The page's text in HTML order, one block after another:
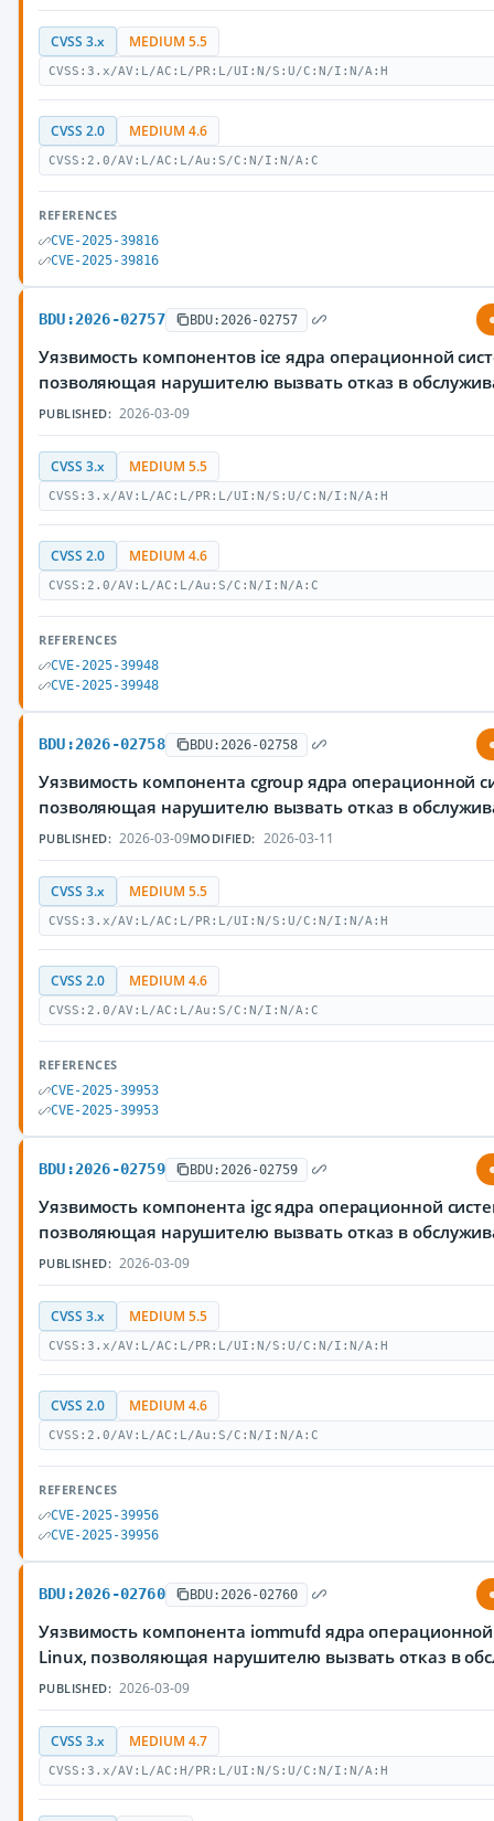
CVSS 3.x MEDIUM 5.5
CVSS:3.x/AV:L/AC:L/PR:L/UI:N/S:U/C:N/I:N/A:H
CVSS 2.0 MEDIUM 4.6
CVSS:2.0/AV:L/AC:L/Au:S/C:N/I:N/A:C
REFERENCES
CVE-2025-39816
CVE-2025-39816
BDU:2026-02757 BDU:2026-02757
Уязвимость компонентов ice ядра операционной
позволяющая нарушителю вызвать отказ в
PUBLISHED: 2026-03-09
CVSS 3.x MEDIUM 5.5
CVSS:3.x/AV:L/AC:L/PR:L/UI:N/S:U/C:N/I:N/A:H
CVSS 2.0 MEDIUM 4.6
CVSS:2.0/AV:L/AC:L/Au:S/C:N/I:N/A:C
REFERENCES
CVE-2025-39948
CVE-2025-39948
BDU:2026-02758 BDU:2026-02758
Уязвимость компонента cgroup ядра операционной
позволяющая нарушителю вызвать отказ в
PUBLISHED: 2026-03-09MODIFIED: 2026-03-11
CVSS 3.x MEDIUM 5.5
CVSS:3.x/AV:L/AC:L/PR:L/UI:N/S:U/C:N/I:N/A:H
CVSS 2.0 MEDIUM 4.6
CVSS:2.0/AV:L/AC:L/Au:S/C:N/I:N/A:C
REFERENCES
CVE-2025-39953
CVE-2025-39953
BDU:2026-02759 BDU:2026-02759
Уязвимость компонента igc ядра операционной
позволяющая нарушителю вызвать отказ в
PUBLISHED: 2026-03-09
CVSS 3.x MEDIUM 5.5
CVSS:3.x/AV:L/AC:L/PR:L/UI:N/S:U/C:N/I:N/A:H
CVSS 2.0 MEDIUM 4.6
CVSS:2.0/AV:L/AC:L/Au:S/C:N/I:N/A:C
REFERENCES
CVE-2025-39956
CVE-2025-39956
BDU:2026-02760 BDU:2026-02760
Уязвимость компонента iommufd ядра
Linux, позволяющая нарушителю вызвать отказ в
PUBLISHED: 2026-03-09
CVSS 3.x MEDIUM 4.7
CVSS:3.x/AV:L/AC:H/PR:L/UI:N/S:U/C:N/I:N/A:H